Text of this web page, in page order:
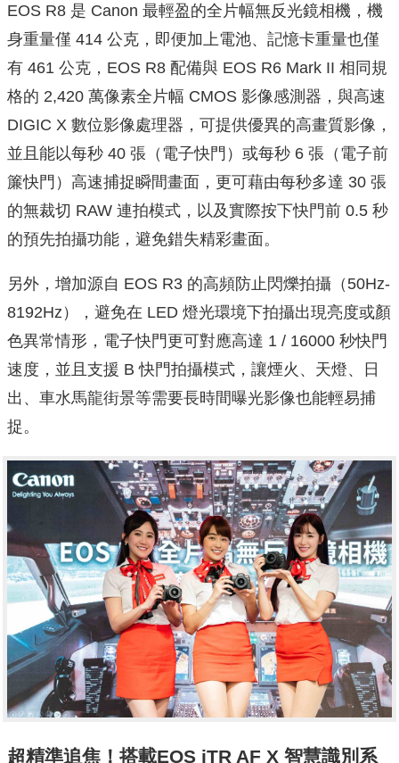
EOS R8 是 Canon 最輕盈的全片幅無反光鏡相機，機
身重量僅 414 公克，即便加上電池、記憶卡重量也僅
有 461 公克，EOS R8 配備與 EOS R6 Mark II 相同規
格的 2,420 萬像素全片幅 CMOS 影像感測器，與高速
DIGIC X 數位影像處理器，可提供優異的高畫質影像，
並且能以每秒 40 張（電子快門）或每秒 6 張（電子前
簾快門）高速捕捉瞬間畫面，更可藉由每秒多達 30 張
的無裁切 RAW 連拍模式，以及實際按下快門前 0.5 秒
的預先拍攝功能，避免錯失精彩畫面。
另外，增加源自 EOS R3 的高頻防止閃爍拍攝（50Hz-
8192Hz），避免在 LED 燈光環境下拍攝出現亮度或顏
色異常情形，電子快門更可對應高達 1 / 16000 秒快門
速度，並且支援 B 快門拍攝模式，讓煙火、天燈、日
出、車水馬龍街景等需要長時間曝光影像也能輕易捕
捉。
超精準追焦！搭載EOS iTR AF X 智慧識別系